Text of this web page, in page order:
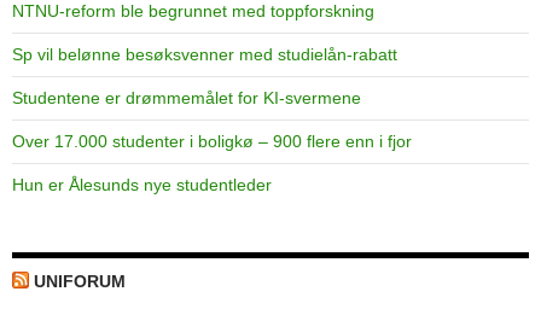
NTNU-reform ble begrunnet med toppforskning
Sp vil belønne besøksvenner med studielån-rabatt
Studentene er drømmemålet for KI-svermene
Over 17.000 studenter i boligkø – 900 flere enn i fjor
Hun er Ålesunds nye studentleder
UNIFORUM